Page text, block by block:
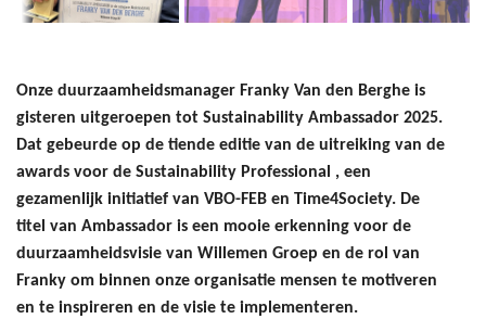
Onze duurzaamheidsmanager Franky Van den Berghe is
gisteren uitgeroepen tot Sustainability Ambassador 2025.
Dat gebeurde op de tiende editie van de uitreiking van de
awards voor de Sustainability Professional , een
gezamenlijk initiatief van VBO-FEB en Time4Society. De
titel van Ambassador is een mooie erkenning voor de
duurzaamheidsvisie van Willemen Groep en de rol van
Franky om binnen onze organisatie mensen te motiveren
en te inspireren en de visie te implementeren.